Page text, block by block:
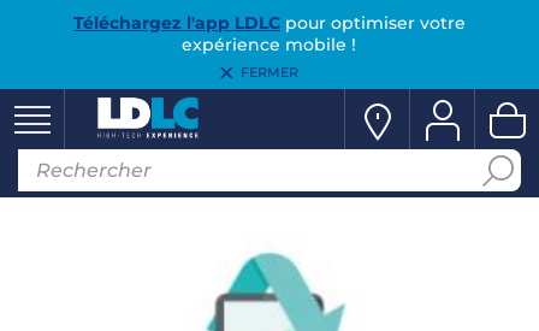
Téléchargez l'app LDLCpour optimiser votre
expérience mobile !
FERMER